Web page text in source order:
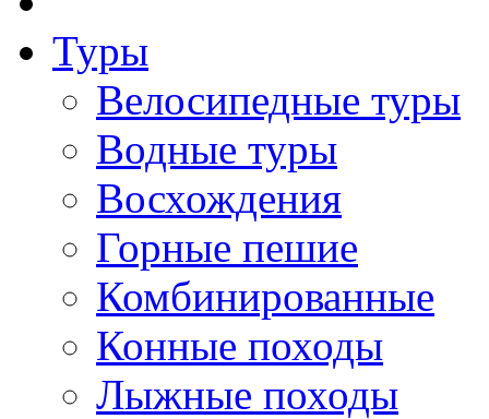
Туры
Велосипедные туры
Водные туры
Восхождения
Горные пешие
Комбинированные
Конные походы
Лыжные походы